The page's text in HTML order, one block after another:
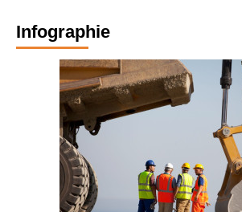
Infographie